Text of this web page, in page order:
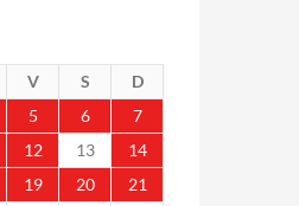
V S
D
5 6
7
12 13
14
19 20
21